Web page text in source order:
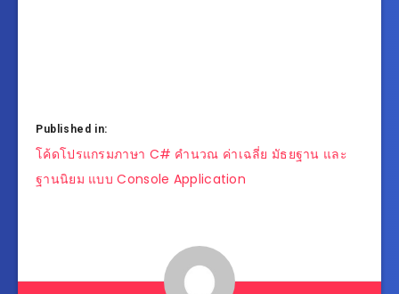
Published in:
แนะแนว
เรื่อง
โค้ดโปรแกรมภาษา C# คำนวณ ค่าเฉลี่ย มัธยฐาน และ
ฐานนิยม แบบ Console Application